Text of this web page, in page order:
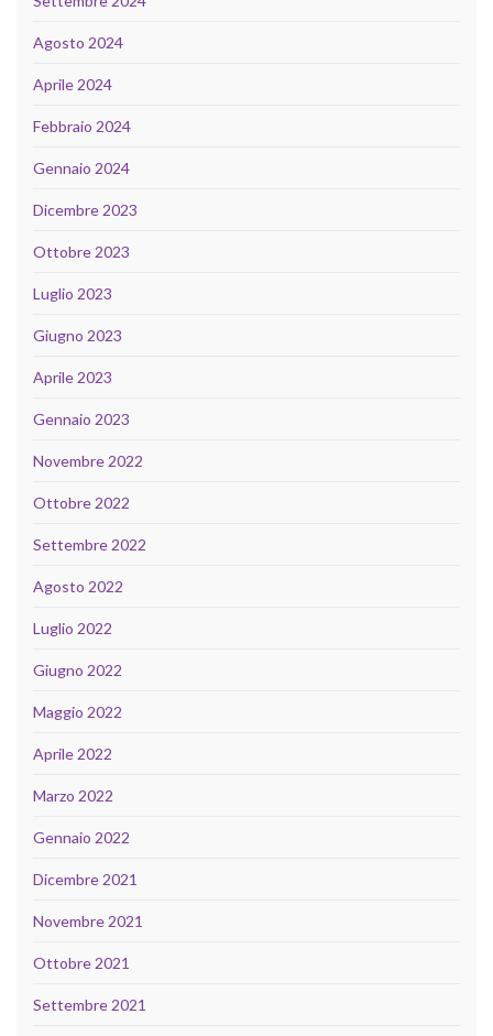
Agosto 2024
Aprile 2024
Febbraio 2024
Gennaio 2024
Dicembre 2023
Ottobre 2023
Luglio 2023
Giugno 2023
Aprile 2023
Gennaio 2023
Novembre 2022
Ottobre 2022
Settembre 2022
Agosto 2022
Luglio 2022
Giugno 2022
Maggio 2022
Aprile 2022
Marzo 2022
Gennaio 2022
Dicembre 2021
Novembre 2021
Ottobre 2021
Settembre 2021